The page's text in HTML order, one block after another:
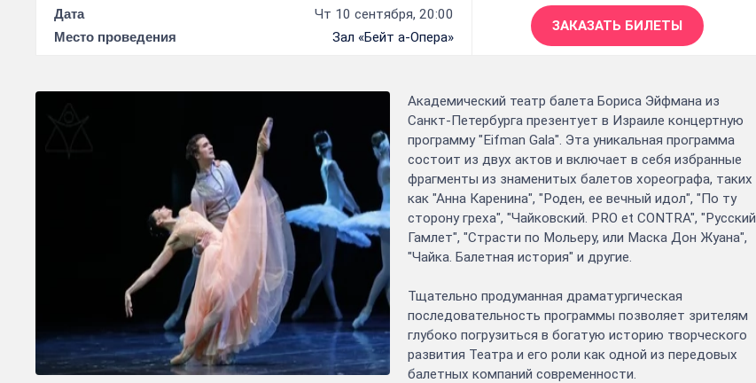
Дата Чт 10 сентября, 20:00
Место проведения Зал «Бейт а-Опера»
ЗАКАЗАТЬ БИЛЕТЫ
Академический театр балета Бориса Эйфмана из
Санкт-Петербурга презентует в Израиле концертную
программу "Eifman Gala". Эта уникальная программа
состоит из двух актов и включает в себя избранные
фрагменты из знаменитых балетов хореографа, таких
как "Анна Каренина", "Роден, ее вечный идол", "По ту
сторону греха", "Чайковский. PRO et CONTRA", "Русский
Гамлет", "Страсти по Мольеру, или Маска Дон Жуана",
"Чайка. Балетная история" и другие.
Тщательно продуманная драматургическая
последовательность программы позволяет зрителям
глубоко погрузиться в богатую историю творческого
развития Театра и его роли как одной из передовых
балетных компаний современности.